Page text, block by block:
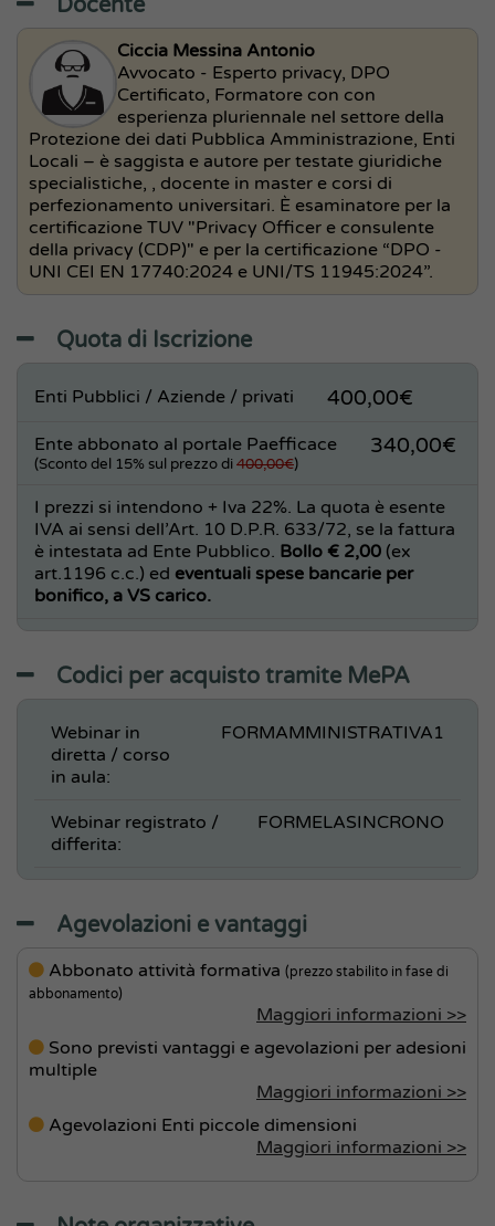
Docente
Ciccia Messina Antonio
Avvocato - Esperto privacy, DPO
Certificato, Formatore con con
esperienza pluriennale nel settore della
Protezione dei dati Pubblica Amministrazione, Enti
Locali – è saggista e autore per testate giuridiche
specialistiche, , docente in master e corsi di
perfezionamento universitari. È esaminatore per la
certificazione TUV "Privacy Officer e consulente
della privacy (CDP)" e per la certificazione “DPO -
UNI CEI EN 17740:2024 e UNI/TS 11945:2024”.
Quota di Iscrizione
Enti Pubblici / Aziende / privati 400,00€
Ente abbonato al portale Paefficace
(Sconto del 15% sul prezzo di400,00€)
340,00€
I prezzi si intendono + Iva 22%. La quota è esente
IVA ai sensi dell’Art. 10 D.P.R. 633/72, se la fattura
è intestata ad Ente Pubblico. Bollo € 2,00 (ex
art.1196 c.c.) ed eventuali spese bancarie per
bonifico, a VS carico.
Codici per acquisto tramite MePA
Webinar in
diretta / corso
in aula:
FORMAMMINISTRATIVA1
Webinar registrato /
differita:
FORMELASINCRONO
Agevolazioni e vantaggi
Abbonato attività formativa (prezzo stabilito in fase di
abbonamento)
Maggiori informazioni >>
Sono previsti vantaggi e agevolazioni per adesioni
multiple
Maggiori informazioni >>
Agevolazioni Enti piccole dimensioni
Maggiori informazioni >>